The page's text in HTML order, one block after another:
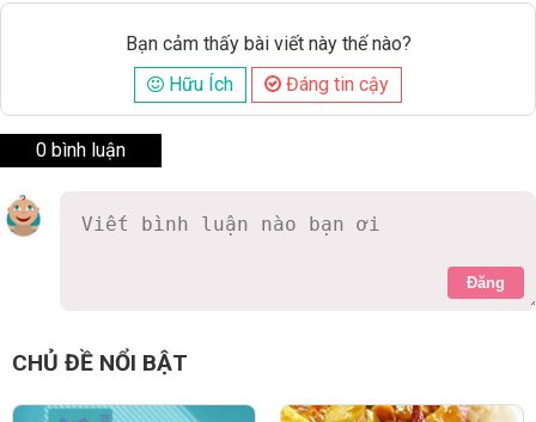
Bạn cảm thấy bài viết này thế nào?
Hữu Ích
Đáng tin cậy
0 bình luận
Đăng
CHỦ ĐỀ NỔI BẬT